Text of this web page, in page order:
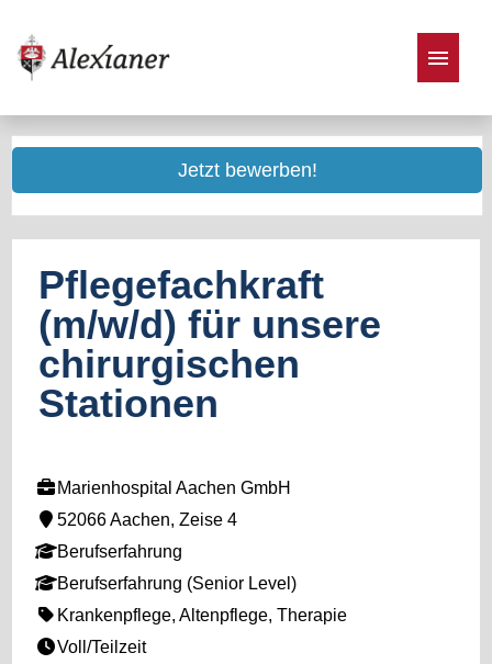
Stellenangebote
Jetzt bewerben!
Pflegefachkraft
(m/w/d) für unsere
chirurgischen
Stationen
Marienhospital Aachen GmbH
52066 Aachen, Zeise 4
Berufserfahrung
Berufserfahrung (Senior Level)
Krankenpflege, Altenpflege, Therapie
Voll/Teilzeit